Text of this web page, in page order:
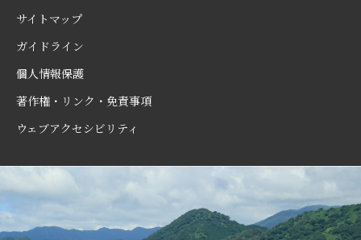
サイトマップ
ガイドライン
個人情報保護
著作権・リンク・免責事項
ウェブアクセシビリティ